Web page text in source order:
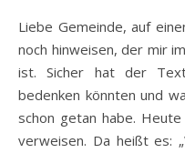
Liebe Gemeinde, auf
noch hinweisen, der mir
ist. Sicher hat der
bedenken könnten und
schon getan habe.
verweisen. Da heißt es: